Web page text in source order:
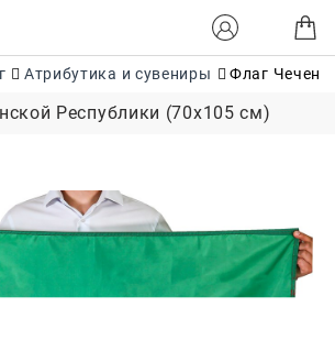
Атрибутика и сувениры Флаг
Республики (70x105 см)